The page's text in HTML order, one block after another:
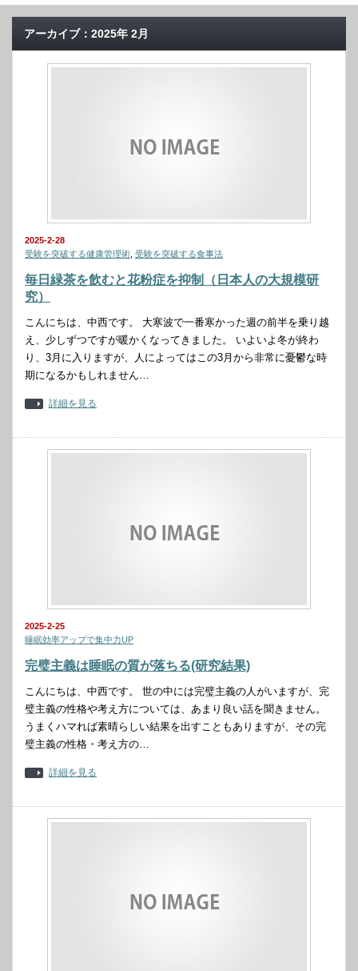
アーカイブ：2025年 2月
2025-2-28
受験を突破する健康管理術 受験を突破する食事法
毎日緑茶を飲むと花粉症を抑制（日本人の大規模研
究）
こんにちは、中西です。 大寒波で一番寒かった週の前半を乗り越
え、少しずつですが暖かくなってきました。 いよいよ冬が終わ
り、3月に入りますが、人によってはこの3月から非常に憂鬱な時
期になるかもしれません…
詳細を見る
2025-2-25
睡眠効率アップで集中力UP
完璧主義は睡眠の質が落ちる(研究結果)
こんにちは、中西です。 世の中には完璧主義の人がいますが、完
璧主義の性格や考え方については、あまり良い話を聞きません。
うまくハマれば素晴らしい結果を出すこともありますが、その完
璧主義の性格・考え方の…
詳細を見る